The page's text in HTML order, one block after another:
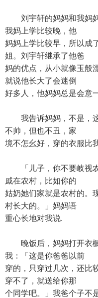
刘宇轩的妈妈和我妈妈
我妈上学比较晚，他
妈妈上学比较早，所以成
姐。刘宇轩继承了他爸
妈的优点，从小就像玉般
就说他长大了会迷倒
好多人，他妈妈总是会意
我告诉妈妈，不是，这
不帅，但也不丑，家
境不怎幺好，穿的衣服比
「儿子，你不要岐视农
戚在农村，比如你的
姑奶她们家就是农村的。
村长大的。」妈妈语
重心长地对我说.
晚饭后，妈妈打开衣橱
我：「这是你爸爸以前
穿的，只穿过几次，还比
穿不了，就送给你那
个同学吧。」我爸个子不